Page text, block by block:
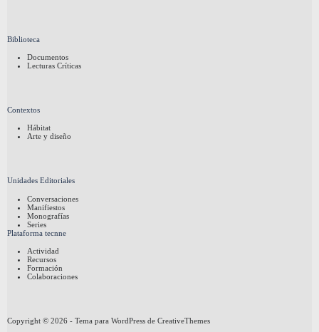
Biblioteca
Documentos
Lecturas Críticas
Contextos
Hábitat
Arte y diseño
Unidades Editoriales
Conversaciones
Manifiestos
Monografías
Series
Plataforma tecnne
Actividad
Recursos
Formación
Colaboraciones
Copyright © 2026 - Tema para WordPress de CreativeThemes